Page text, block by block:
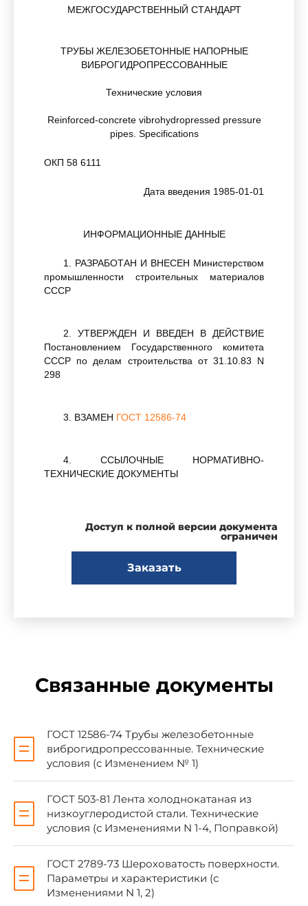
МЕЖГОСУДАРСТВЕННЫЙ СТАНДАРТ
ТРУБЫ ЖЕЛЕЗОБЕТОННЫЕ НАПОРНЫЕ
ВИБРОГИДРОПРЕССОВАННЫЕ
Технические условия
Reinforced-concrete vibrohydropressed pressure
pipes. Specifications
ОКП 58 6111
Дата введения 1985-01-01
ИНФОРМАЦИОННЫЕ ДАННЫЕ
1. РАЗРАБОТАН И ВНЕСЕН Министерством
промышленности строительных материалов
СССР
2. УТВЕРЖДЕН И ВВЕДЕН В ДЕЙСТВИЕ
Постановлением Государственного комитета
СССР по делам строительства от 31.10.83 N
298
3. ВЗАМЕН ГОСТ 12586-74
4. ССЫЛОЧНЫЕ НОРМАТИВНО-
ТЕХНИЧЕСКИЕ ДОКУМЕНТЫ
Обозначение НТД, на который дана ссылка Номер
ГОСТ 503-81
ГОСТ 12586.1-83
ГОСТ 13015.1-81
ГОСТ 13015.2-81 6.1
ГОСТ 13015.3-81 6.2
ГОСТ 17022-81
ГОСТ 18105-86
Доступ к полной версии документа
ограничен
Заказать
Связанные документы
ГОСТ 12586-74 Трубы железобетонные
виброгидропрессованные. Технические
условия (с Изменением № 1)
ГОСТ 503-81 Лента холоднокатаная из
низкоуглеродистой стали. Технические
условия (с Изменениями N 1-4, Поправкой)
ГОСТ 2789-73 Шероховатость поверхности.
Параметры и характеристики (с
Изменениями N 1, 2)